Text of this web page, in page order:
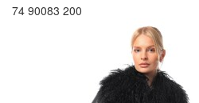
74 90083 200